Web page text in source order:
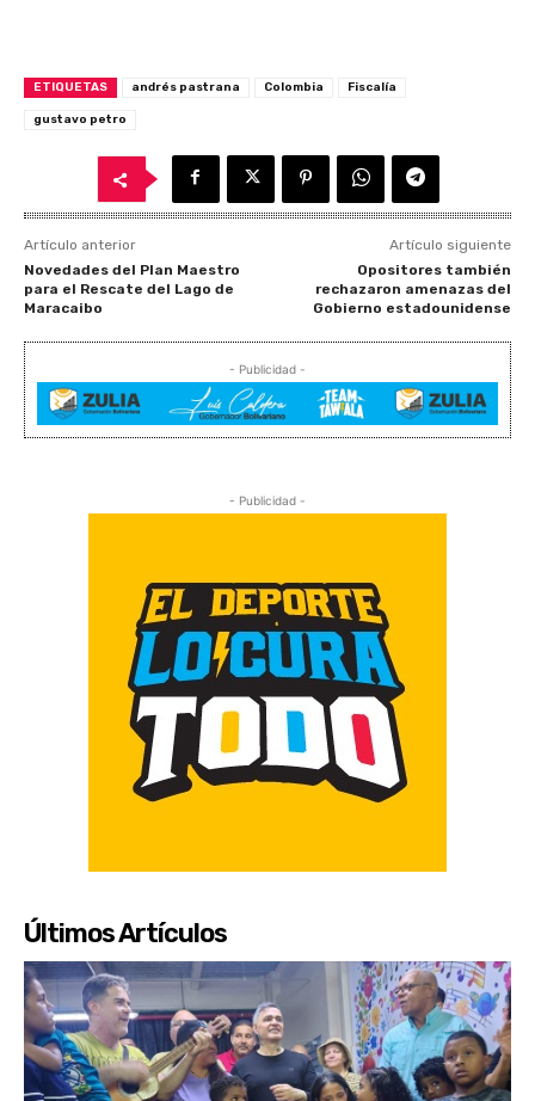
ETIQUETAS andrés pastrana Colombia Fiscalía
gustavo petro
Artículo anterior
Novedades del Plan Maestro
para el Rescate del Lago de
Maracaibo
Artículo siguiente
Opositores también
rechazaron amenazas del
Gobierno estadounidense
- Publicidad -
- Publicidad -
Últimos Artículos